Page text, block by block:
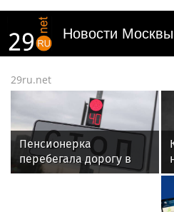
Новости Москвы
29ru.net
Пенсионерка
перебегала дорогу в
СВАО на красный свет и